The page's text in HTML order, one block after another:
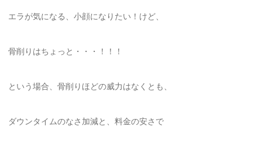
エラが気になる、小顔になりたい！けど、
骨削りはちょっと・・・！！！
という場合、骨削りほどの威力はなくとも、
ダウンタイムのなさ加減と、料金の安さで